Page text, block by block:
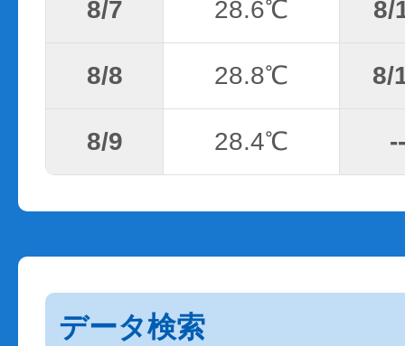
8/7 28.6℃ 8/
8/8 28.8℃ 8/
8/9 28.4℃ --
データ検索